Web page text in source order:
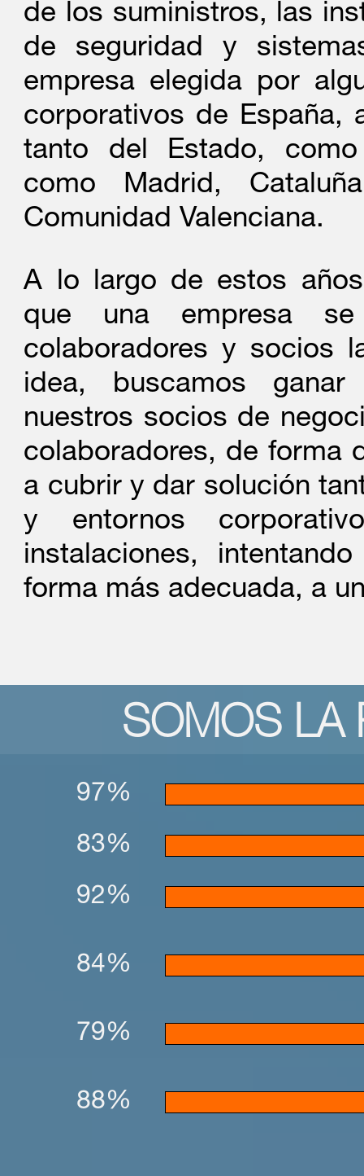
de los suministros, las
de seguridad y
empresa elegida por
corporativos de España,
tanto del Estado,
como Madrid,
Comunidad Valenciana.
A lo largo de estos
que una empresa
colaboradores y socios
idea, buscamos ganar
nuestros socios de
colaboradores, de forma
a cubrir y dar solución
y entornos
instalaciones,
forma más adecuada, a
SOMOS LA
97%
83%
92%
84%
79%
88%